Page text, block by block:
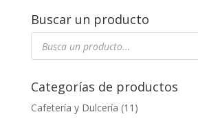
Buscar un producto
Búsqueda
productos
Categorías de productos
Cafetería y Dulcería (11)